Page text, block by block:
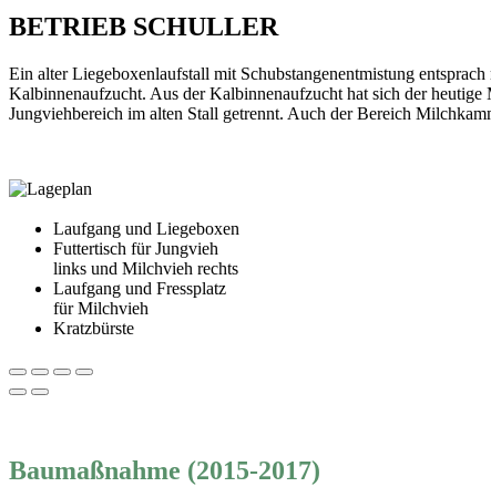
BETRIEB SCHULLER
Ein alter Liegeboxenlaufstall mit Schubstangenentmistung
Kalbinnenaufzucht. Aus der Kalbinnenaufzucht hat sich der
Jungviehbereich im alten Stall getrennt. Auch der Bereich
Laufgang und Liegeboxen
Futtertisch für Jungvieh
links und Milchvieh rechts
Laufgang und Fressplatz
für Milchvieh
Kratzbürste
Baumaßnahme (2015-2017)